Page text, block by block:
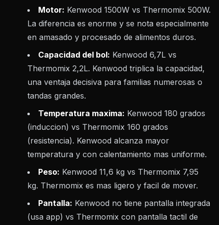
Motor: Kenwood 1500W vs Thermomix 500W.
La diferencia es enorme y se nota especialmente
en amasado y procesado de alimentos duros.
Capacidad del bol: Kenwood 6,7L vs
Thermomix 2,2L. Kenwood triplica la capacidad,
una ventaja decisiva para familias numerosas o
tandas grandes.
Temperatura maxima: Kenwood 180 grados
(induccion) vs Thermomix 160 grados
(resistencia). Kenwood alcanza mayor
temperatura y con calentamiento mas uniforme.
Peso: Kenwood 11,6 kg vs Thermomix 7,95
kg. Thermomix es mas ligero y facil de mover.
Pantalla: Kenwood no tiene pantalla integrada
(usa app) vs Thermomix con pantalla tactil de